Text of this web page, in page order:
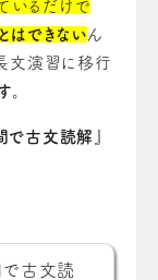
いるだけで
はできない ん
文演習に移行
で古文読解 』
で古文読